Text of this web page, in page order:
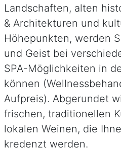
Landschaften, alten
& Architekturen und
Höhepunkten, werden
und Geist bei
SPA-Möglichkeiten in
können
Aufpreis). Abgerundet
frischen, traditionellen
lokalen Weinen, die
kredenzt werden.